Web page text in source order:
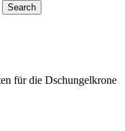
Search
für die Dschungelkrone